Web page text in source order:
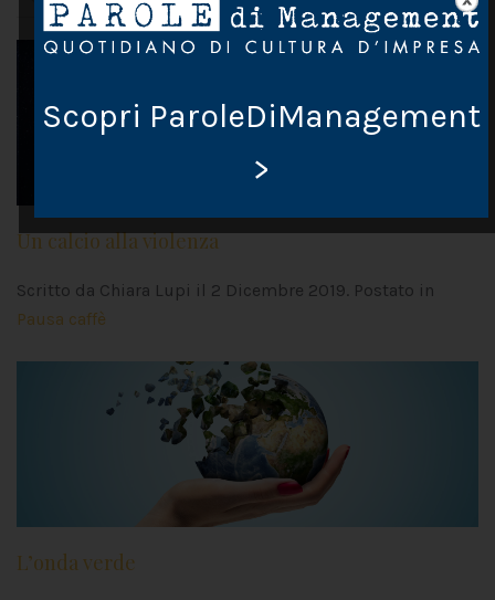
Un calcio alla violenza
Scritto da Chiara Lupi il 2 Dicembre 2019. Postato in
Pausa caffè
L’onda verde
Scopri ParoleDiManagement
>